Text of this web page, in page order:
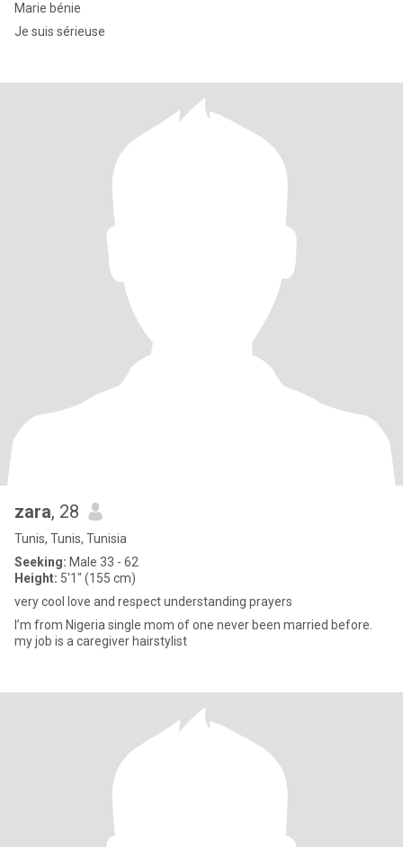
Marie bénie
Je suis sérieuse
zara, 28
Tunis, Tunis, Tunisia
Seeking: Male 33 - 62
Height: 5'1" (155 cm)
very cool love and respect understanding prayers
I’m from Nigeria single mom of one never been married before.
my job is a caregiver hairstylist